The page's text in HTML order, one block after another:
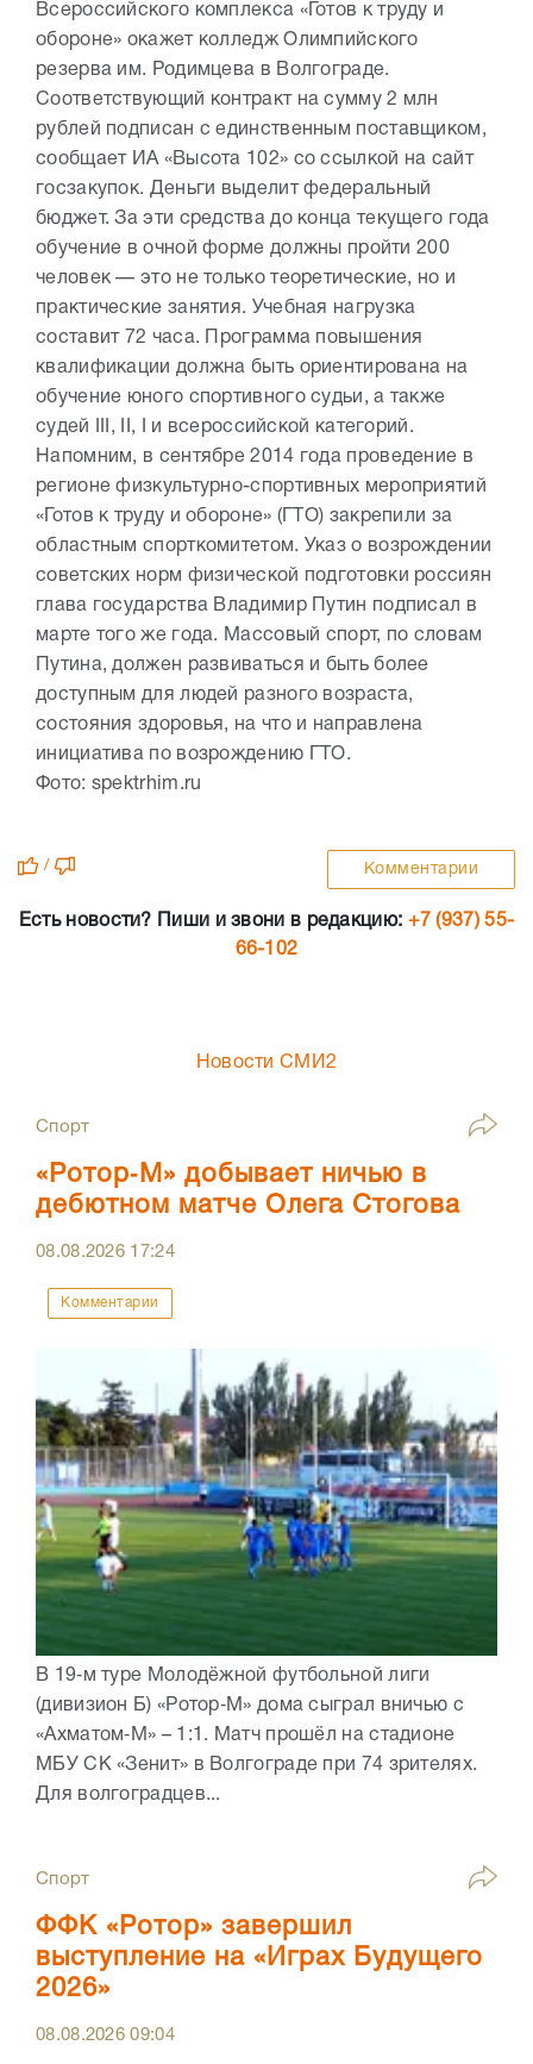
Всероссийского комплекса «Готов к труду и
обороне» окажет колледж Олимпийского
резерва им. Родимцева в Волгограде.
Соответствующий контракт на сумму 2 млн
рублей подписан с единственным поставщиком,
сообщает ИА «Высота 102» со ссылкой на сайт
госзакупок. Деньги выделит федеральный
бюджет. За эти средства до конца текущего года
обучение в очной форме должны пройти 200
человек — это не только теоретические, но и
практические занятия. Учебная нагрузка
составит 72 часа. Программа повышения
квалификации должна быть ориентирована на
обучение юного спортивного судьи, а также
судей III, II, I и всероссийской категорий.
Напомним, в сентябре 2014 года проведение в
регионе физкультурно-спортивных мероприятий
«Готов к труду и обороне» (ГТО) закрепили за
областным спорткомитетом. Указ о возрождении
советских норм физической подготовки россиян
глава государства Владимир Путин подписал в
марте того же года. Массовый спорт, по словам
Путина, должен развиваться и быть более
доступным для людей разного возраста,
состояния здоровья, на что и направлена
инициатива по возрождению ГТО.
Фото: spektrhim.ru
/ Комментарии
Есть новости? Пиши и звони в редакцию: +7 (937) 55-
66-102
Новости СМИ2
Спорт
«Ротор‑М» добывает ничью в
дебютном матче Олега Стогова
08.08.2026 17:24
Комментарии
В 19‑м туре Молодёжной футбольной лиги
(дивизион Б) «Ротор‑М» дома сыграл вничью с
«Ахматом‑М» – 1:1. Матч прошёл на стадионе
МБУ СК «Зенит» в Волгограде при 74 зрителях.
Для волгоградцев...
Спорт
ФФК «Ротор» завершил
выступление на «Играх Будущего
2026»
08.08.202609:04